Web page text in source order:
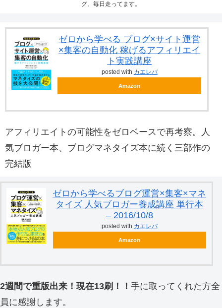
グ。毎日走ってます。
ゼロから学べる ブログ×サイト運営
×集客の自動化 稼げるアフィリエイ
ト実践講座
posted with カエレバ
Amazon
アフィリエイトの可能性をゼロベースで再考察。人
気ブロガー本、ブログマネタイズ本に続く三部作の
完結版
ゼロから学べるブログ運営×集客×マネ
タイズ 人気ブロガー養成講座 単行本
– 2016/10/8
posted with カエレバ
Amazon
2週間で重版出来！現在13刷！！ 手に取ってくれた方全
員に感謝します。